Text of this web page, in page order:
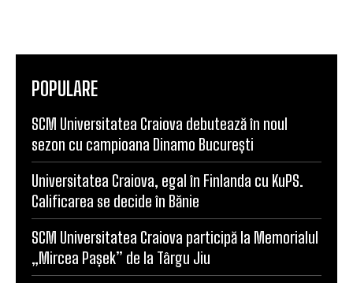
POPULARE
SCM Universitatea Craiova debutează în noul
sezon cu campioana Dinamo București
Universitatea Craiova, egal în Finlanda cu KuPS.
Calificarea se decide în Bănie
SCM Universitatea Craiova participă la Memorialul
„Mircea Pașek” de la Târgu Jiu